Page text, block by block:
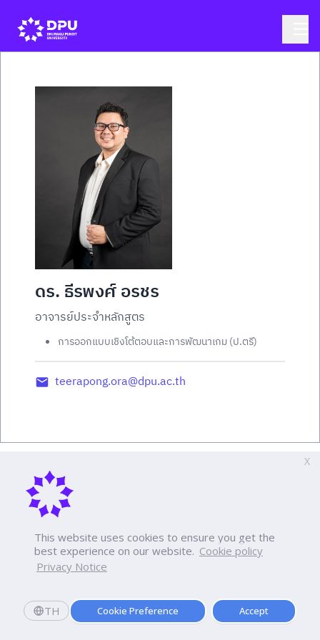
This website uses cookies to ensure you get the
best experience on our website. Cookie policy
Privacy Notice
TH Cookie Preference Accept
X
ดร. ธีรพงศ์ อรชร
อาจารย์ประจำหลักสูตร
การออกแบบเชิงโต้ตอบและการพัฒนาเกม (ป.ตรี)
teerapong.ora@dpu.ac.th